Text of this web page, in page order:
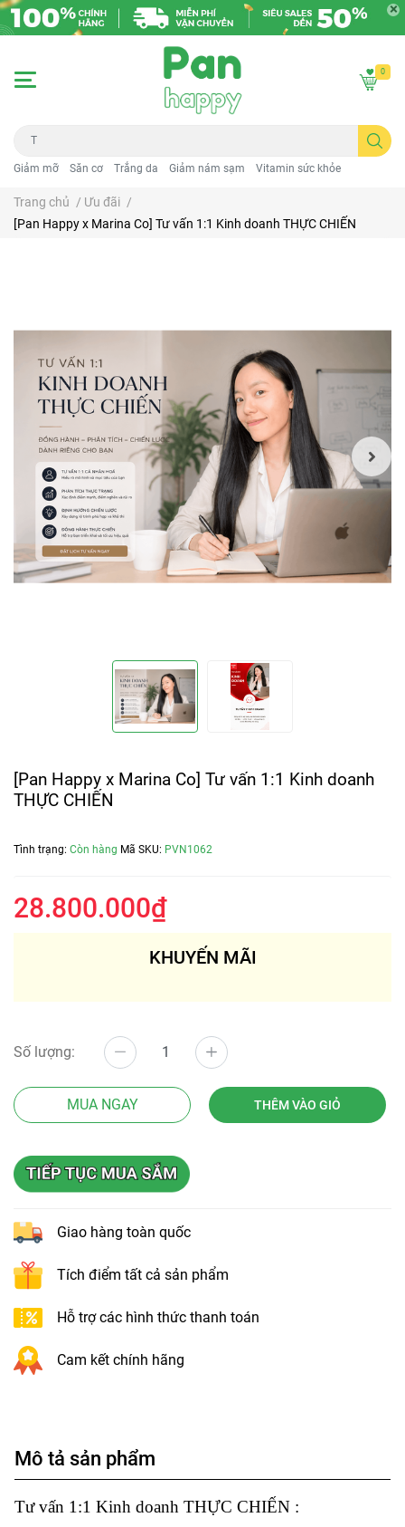
Giảm mỡ Săn cơ Trắng da Giảm nám sạm Vitamin sức khỏe
0
Trang chủ / Ưu đãi /
[Pan Happy x Marina Co] Tư vấn 1:1 Kinh doanh THỰC CHIẾN
[Pan Happy x Marina Co] Tư vấn 1:1 Kinh doanh
THỰC CHIẾN
Tình trạng: Còn hàng Mã SKU: PVN1062
28.800.000₫
KHUYẾN MÃI
Số lượng:
MUA NGAY THÊM VÀO GIỎ
Giao hàng toàn quốc
Tích điểm tất cả sản phẩm
Hỗ trợ các hình thức thanh toán
Cam kết chính hãng
Mô tả sản phẩm
Tư vấn 1:1 Kinh doanh THỰC CHIẾN :